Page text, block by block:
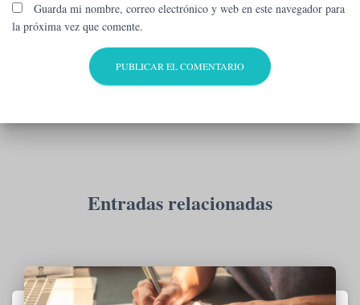
Guarda mi nombre, correo electrónico y web en este navegador para
la próxima vez que comente.
Entradas relacionadas